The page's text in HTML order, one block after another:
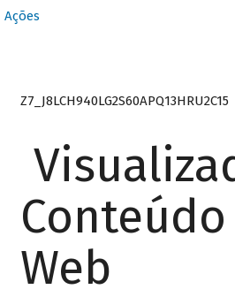
Ações
Z7_J8LCH940LG2S60APQ13HRU2C15
Web